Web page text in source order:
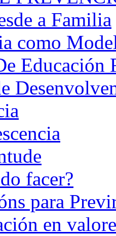
a Familia
como
Educación
facer?
para
en